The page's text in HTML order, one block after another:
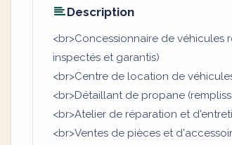
Description
<br>Concessionnaire de véhicules
inspectés et garantis)
<br>Centre de location de
<br>Détaillant de propane
<br>Atelier de réparation et
<br>Ventes de pièces et